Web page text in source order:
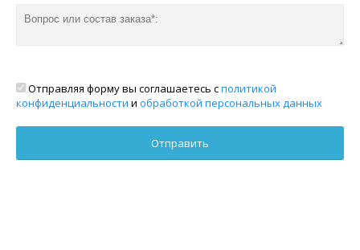
Отправляя форму вы соглашаетесь сполитикой
конфиденциальности и обработкой персональных данных